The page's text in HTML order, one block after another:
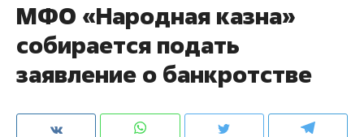
МФО «Народная казна»
собирается подать
заявление о банкротстве